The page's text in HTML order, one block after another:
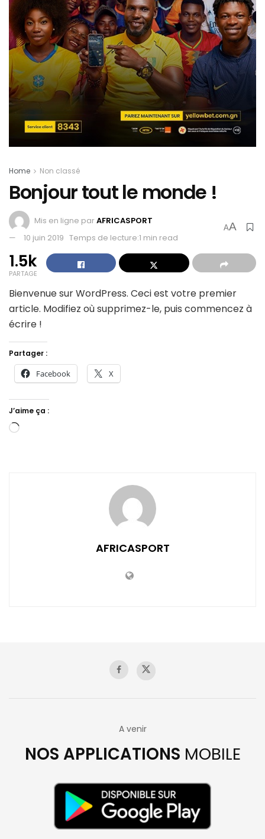
Home Non classé
Bonjour tout le monde !
Mis en ligne parAFRICASPORT
10 juin 2019 Temps de lecture:1 min read
AA
1.5k
PARTAGE
Bienvenue sur WordPress. Ceci est votre premier
article. Modifiez où supprimez-le, puis commencez à
écrire !
Partager :
Facebook X
J’aime ça :
Chargement…
AFRICASPORT
A venir
NOS APPLICATIONS MOBILE